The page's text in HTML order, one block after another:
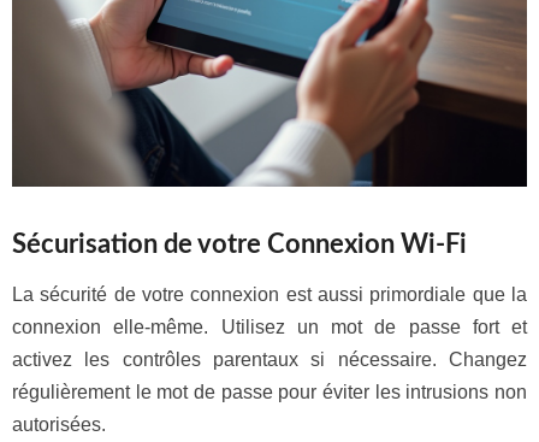
Sécurisation de votre Connexion Wi-Fi
La sécurité de votre connexion est aussi primordiale que la
connexion elle-même. Utilisez un mot de passe fort et
activez les contrôles parentaux si nécessaire. Changez
régulièrement le mot de passe pour éviter les intrusions non
autorisées.